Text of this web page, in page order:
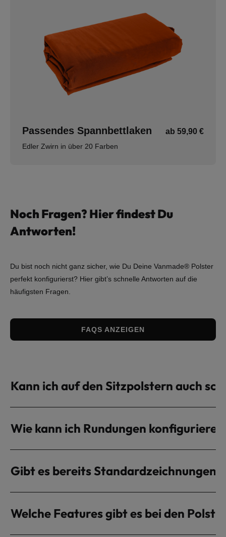
Passendes Spannbettlaken ab 59,90 €
Edler Zwirn in über 20 Farben
Noch Fragen? Hier findest Du
Antworten!
Du bist noch nicht ganz sicher, wie Du Deine Vanmade® Polster
perfekt konfigurierst? Hier gibt’s schnelle Antworten auf die
häufigsten Fragen.
FAQS ANZEIGEN
Kann ich auf den Sitzpolstern auch
Wie kann ich Rundungen
Gibt es bereits Standardzeichnungen
Welche Features gibt es bei den